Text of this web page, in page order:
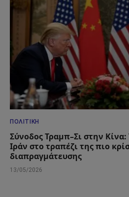
ΠΟΛΙΤΙΚΉ
Σύνοδος Τραμπ–Σι στην Κίνα:
Ιράν στο τραπέζι της πιο
διαπραγμάτευσης
13/05/2026